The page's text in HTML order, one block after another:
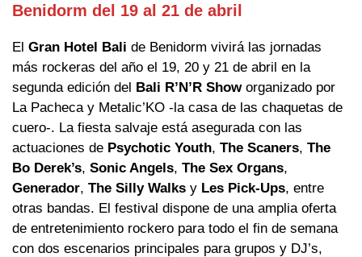
Benidorm del 19 al 21 de abril
El Gran Hotel Bali de Benidorm vivirá las jornadas
más rockeras del año el 19, 20 y 21 de abril en la
segunda edición del Bali R’N’R Showorganizado por
La Pacheca y Metalic’KO -la casa de las chaquetas de
cuero-. La fiesta salvaje está asegurada con las
actuaciones de Psychotic Youth, The Scaners, The
Bo Derek’s, Sonic Angels, The Sex Organs,
Generador, The Silly Walks y Les Pick-Ups, entre
otras bandas. El festival dispone de una amplia oferta
de entretenimiento rockero para todo el fin de semana
con dos escenarios principales para grupos y DJ’s,